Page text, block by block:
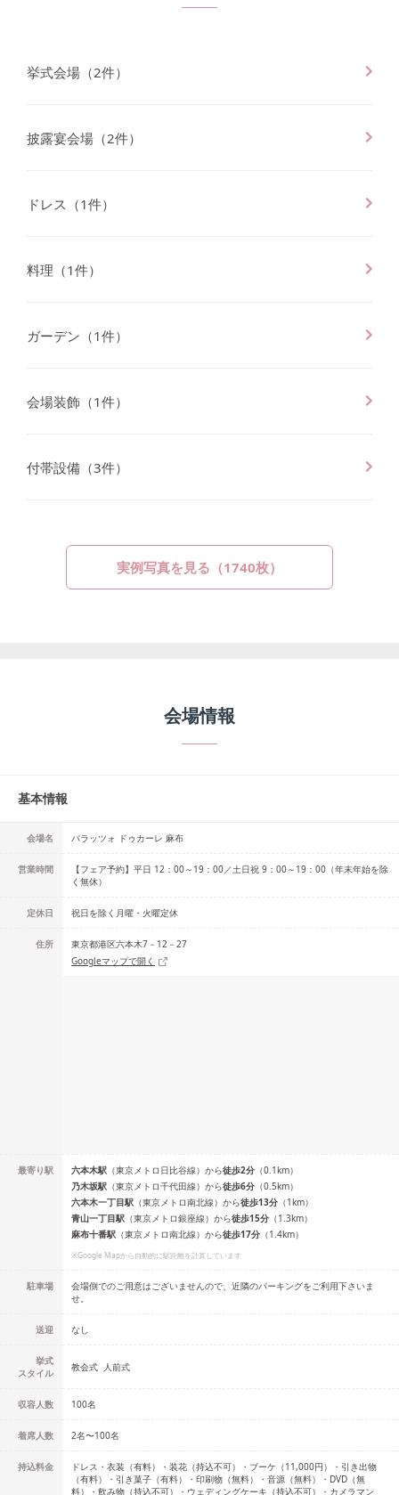
挙式会場 （2件）
披露宴会場 （2件）
ドレス （1件）
料理 （1件）
ガーデン （1件）
会場装飾 （1件）
付帯設備 （3件）
実例写真を見る（1740枚）
会場情報
基本情報
会場名 パラッツォ ドゥカーレ 麻布
営業時間
【フェア予約】平日 12：00～19：00／土日祝 9：00～19：00（年末年始を除
く無休）
定休日 祝日を除く月曜・火曜定休
住所
東京都港区六本木7－12－27
Googleマップで開く
最寄り駅 六本木駅 （東京メトロ日比谷線） から徒歩2分 （0.1km）
乃木坂駅 （東京メトロ千代田線） から徒歩6分 （0.5km）
六本木一丁目駅 （東京メトロ南北線） から徒歩13分 （1km）
青山一丁目駅 （東京メトロ銀座線） から徒歩15分 （1.3km）
麻布十番駅 （東京メトロ南北線） から徒歩17分 （1.4km）
※Google Mapから自動的に駅距離を計算しています
駐車場
会場側でのご用意はございませんので、近隣のパーキングをご利用下さいま
せ。
送迎 なし
挙式
スタイル
教会式 人前式
収容人数 100名
着席人数 2名〜100名
持込料金
ドレス・衣装（有料）・装花（持込不可）・ブーケ（11,000円）・引き出物
（有料）・引き菓子（有料）・印刷物（無料）・音源（無料）・DVD（無
料）・飲み物（持込不可）・ウェディングケーキ（持込不可）・カメラマン